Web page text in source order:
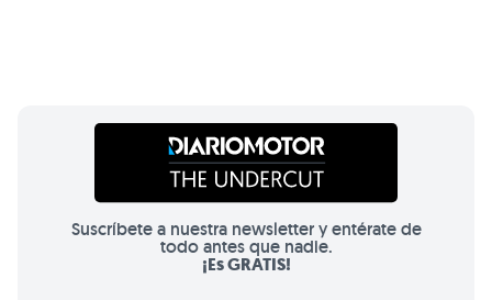
Suscríbete a nuestra newsletter y entérate de
todo antes que nadie.
¡Es GRATIS!